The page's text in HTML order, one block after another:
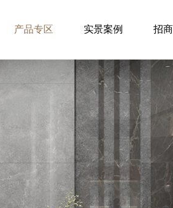
产品专区 实景案例 招